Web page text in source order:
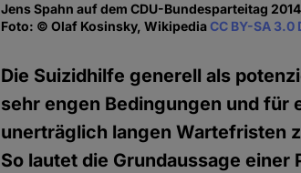
Jens Spahn auf dem CDU-Bundesparteitag
Foto: © Olaf Kosinsky, WikipediaCC BY-SA 3.0
Die Suizidhilfe generell als
sehr engen Bedingungen und für
unerträglich langen Wartefristen
So lautet die Grundaussage